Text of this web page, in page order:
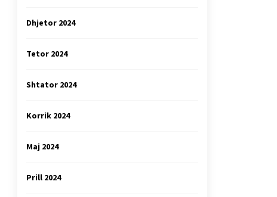
Dhjetor 2024
Tetor 2024
Shtator 2024
Korrik 2024
Maj 2024
Prill 2024